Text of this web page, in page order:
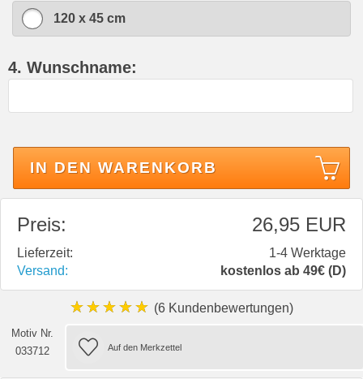
120 x 45 cm
4. Wunschname:
IN DEN WARENKORB
Preis: 26,95 EUR
Lieferzeit:
1-4 Werktage
Versand:
kostenlos ab 49€ (D)
★★★★★ (6 Kundenbewertungen)
Motiv Nr.
033712